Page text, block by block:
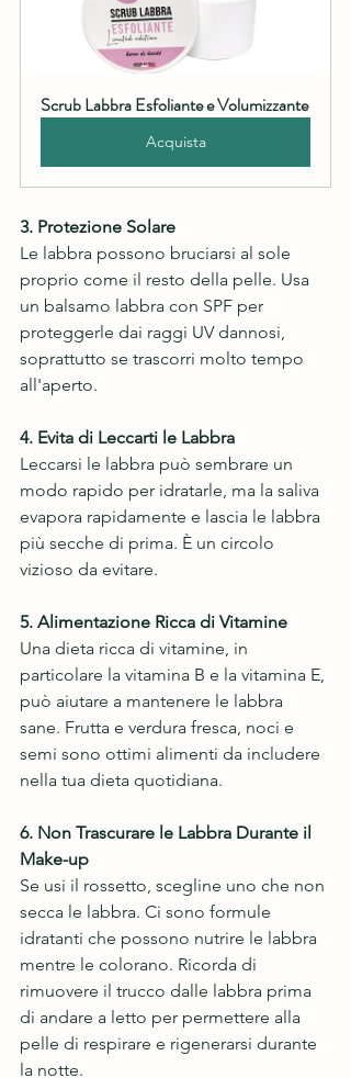
Scrub Labbra Esfoliante e Volumizzante
Acquista
3. Protezione Solare
Le labbra possono bruciarsi al sole
proprio come il resto della pelle. Usa
un balsamo labbra con SPF per
proteggerle dai raggi UV dannosi,
soprattutto se trascorri molto tempo
all'aperto.
4. Evita di Leccarti le Labbra
Leccarsi le labbra può sembrare un
modo rapido per idratarle, ma la saliva
evapora rapidamente e lascia le labbra
più secche di prima. È un circolo
vizioso da evitare.
5. Alimentazione Ricca di Vitamine
Una dieta ricca di vitamine, in
particolare la vitamina B e la vitamina E,
può aiutare a mantenere le labbra
sane. Frutta e verdura fresca, noci e
semi sono ottimi alimenti da includere
nella tua dieta quotidiana.
6. Non Trascurare le Labbra Durante il
Make-up
Se usi il rossetto, scegline uno che non
secca le labbra. Ci sono formule
idratanti che possono nutrire le labbra
mentre le colorano. Ricorda di
rimuovere il trucco dalle labbra prima
di andare a letto per permettere alla
pelle di respirare e rigenerarsi durante
la notte.